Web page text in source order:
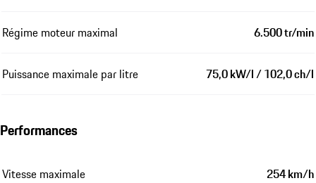
Régime moteur maximal 6.500 tr/min
Puissance maximale par litre 75,0 kW/l / 102,0 ch/l
Performances
Vitesse maximale 254 km/h